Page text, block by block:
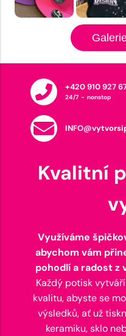
+420 910 927
24/7 - nonstop
Kvalitní
Využíváme
abychom vám
pohodlí a radost z
Každý potisk
kvalitu, abyste se
výsledků, ať už
keramiku, sklo